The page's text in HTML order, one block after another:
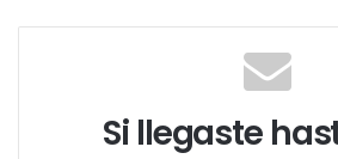
definidas, cada una con un
Si llegaste